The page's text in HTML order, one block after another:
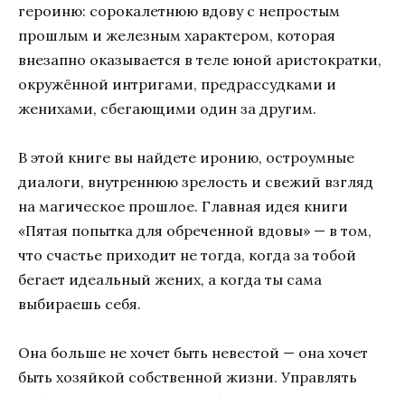
героиню: сорокалетнюю вдову с непростым
прошлым и железным характером, которая
внезапно оказывается в теле юной аристократки,
окружённой интригами, предрассудками и
женихами, сбегающими один за другим.
В этой книге вы найдете иронию, остроумные
диалоги, внутреннюю зрелость и свежий взгляд
на магическое прошлое. Главная идея книги
«Пятая попытка для обреченной вдовы» — в том,
что счастье приходит не тогда, когда за тобой
бегает идеальный жених, а когда ты сама
выбираешь себя.
Она больше не хочет быть невестой — она хочет
быть хозяйкой собственной жизни. Управлять